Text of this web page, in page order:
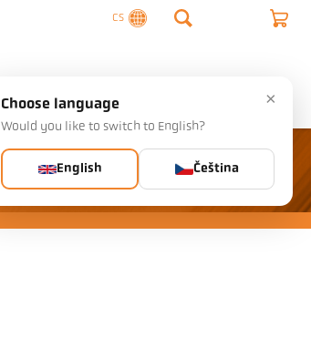
CS
Kontaktujte nás ×
Choose language
Would you like to switch to English?
English Čeština